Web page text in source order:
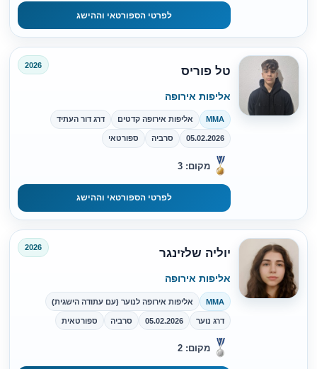
לפרטי הספורטאי וההישג
טל פוריס 2026
אליפות אירופה
MMA אליפות אירופה קדטים דרג דור העתיד
05.02.2026 סרביה ספורטאי
מקום: 3
לפרטי הספורטאי וההישג
יוליה שלזינגר 2026
אליפות אירופה
MMA אליפות אירופה לנוער (עם עתודה הישגית)
דרג נוער 05.02.2026 סרביה ספורטאית
מקום: 2